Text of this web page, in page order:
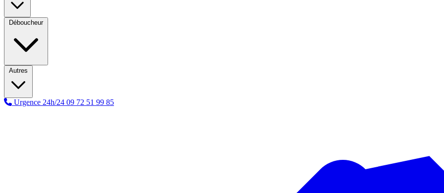
Déboucheur
Autres
Urgence 24h/24 09 72 51 99 85